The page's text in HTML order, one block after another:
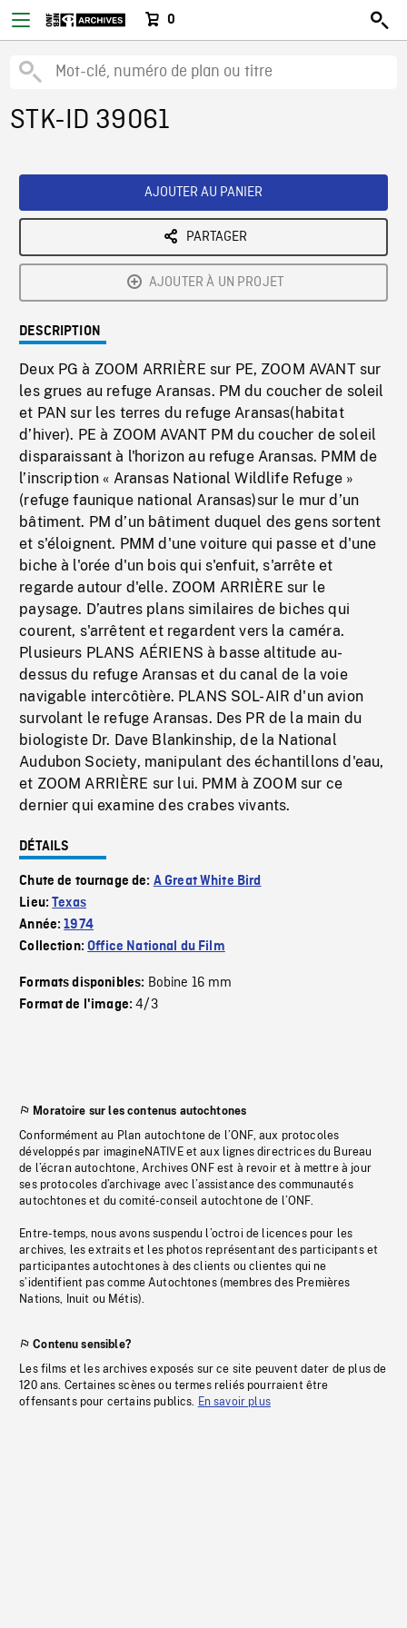
0
STK-ID 39061
AJOUTER AU PANIER
PARTAGER
AJOUTER À UN PROJET
DESCRIPTION
Deux PG à ZOOM ARRIÈRE sur PE, ZOOM AVANT sur
les grues au refuge Aransas. PM du coucher de soleil
et PAN sur les terres du refuge Aransas(habitat
d’hiver). PE à ZOOM AVANT PM du coucher de soleil
disparaissant à l'horizon au refuge Aransas. PMM de
l’inscription « Aransas National Wildlife Refuge »
(refuge faunique national Aransas)sur le mur d’un
bâtiment. PM d’un bâtiment duquel des gens sortent
et s'éloignent. PMM d'une voiture qui passe et d'une
biche à l'orée d'un bois qui s'enfuit, s'arrête et
regarde autour d'elle. ZOOM ARRIÈRE sur le
paysage. D’autres plans similaires de biches qui
courent, s'arrêtent et regardent vers la caméra.
Plusieurs PLANS AÉRIENS à basse altitude au-
dessus du refuge Aransas et du canal de la voie
navigable intercôtière. PLANS SOL-AIR d'un avion
survolant le refuge Aransas. Des PR de la main du
biologiste Dr. Dave Blankinship, de la National
Audubon Society, manipulant des échantillons d'eau,
et ZOOM ARRIÈRE sur lui. PMM à ZOOM sur ce
dernier qui examine des crabes vivants.
DÉTAILS
Chute de tournage de: A Great White Bird
Lieu:Texas
Année:1974
Collection:Office National du Film
Formats disponibles: Bobine 16 mm
Format de l'image:4/3
Moratoire sur les contenus autochtones
Conformément au Plan autochtone de l’ONF, aux protocoles
développés par imagineNATIVE et aux lignes directrices du Bureau
de l’écran autochtone, Archives ONF est à revoir et à mettre à jour
ses protocoles d’archivage avec l’assistance des communautés
autochtones et du comité-conseil autochtone de l’ONF.
Entre-temps, nous avons suspendu l’octroi de licences pour les
archives, les extraits et les photos représentant des participants et
participantes autochtones à des clients ou clientes qui ne
s’identifient pas comme Autochtones (membres des Premières
Nations, Inuit ou Métis).
Contenu sensible?
Les films et les archives exposés sur ce site peuvent dater de plus de
120 ans. Certaines scènes ou termes reliés pourraient être
offensants pour certains publics. En savoir plus